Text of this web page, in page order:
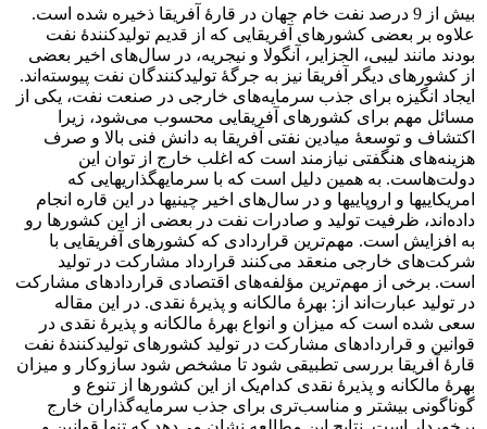
بیش از 9 درصد نفت خام جهان در قارۀ آفریقا ذخیره شده است.
علاوه بر بعضی کشورهای آفریقایی که از قدیم تولیدکنندۀ نفت
بودند مانند لیبی، الجزایر، آنگولا و نیجریه، در سال‌های اخیر بعضی
از کشورهای دیگر آفریقا نیز به جرگۀ تولیدکنندگان نفت پیوسته‌اند.
ایجاد انگیزه برای جذب سرمایه‌های خارجی در صنعت نفت، یکی از
مسائل مهم برای کشورهای آفریقایی محسوب می‌شود، زیرا
اکتشاف و توسعۀ میادین نفتی آفریقا به دانش فنی بالا و صرف
هزینه‌های هنگفتی نیازمند است که اغلب خارج از توان این
دولت‌هاست. به همین دلیل است که با سرمایه‏‎گذاری‏هایی که
امریکایی‏ها و اروپایی‏ها و در سال‌های اخیر چینی‏ها در این قاره انجام
داده‌اند، ظرفیت تولید و صادرات نفت در بعضی از این کشورها رو
به افزایش است. مهم‌ترین قراردادی که کشورهای آفریقایی با
شرکت‌های خارجی منعقد می‌کنند قرارداد مشارکت در تولید
است. برخی از مهم‌ترین مؤلفه‌های اقتصادی قراردادهای مشارکت
در تولید عبارت‌اند از: بهرۀ مالکانه و پذیرۀ نقدی. در این مقاله
سعی شده است که میزان و انواع بهرۀ مالکانه و پذیرۀ نقدی در
قوانین و قراردادهای مشارکت در تولید کشورهای تولیدکنندۀ نفت
قارۀ آفریقا بررسی تطبیقی شود تا مشخص شود سازوکار و میزان
بهرۀ مالکانه و پذیرۀ نقدی کدام‌یک از این کشورها از تنوع و
گوناگونی بیشتر و مناسب‌تری برای جذب سرمایه‌گذاران خارج